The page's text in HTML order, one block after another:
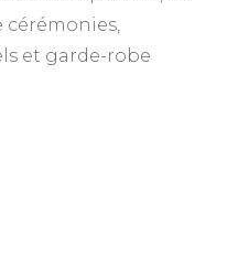
et garde-robe